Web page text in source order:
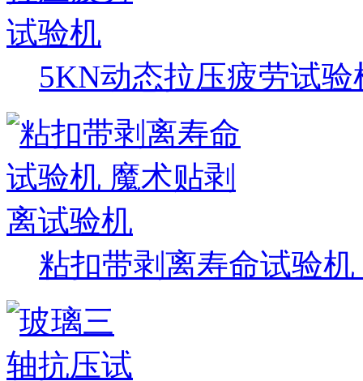
5KN动态拉压疲劳试验
粘扣带剥离寿命试验